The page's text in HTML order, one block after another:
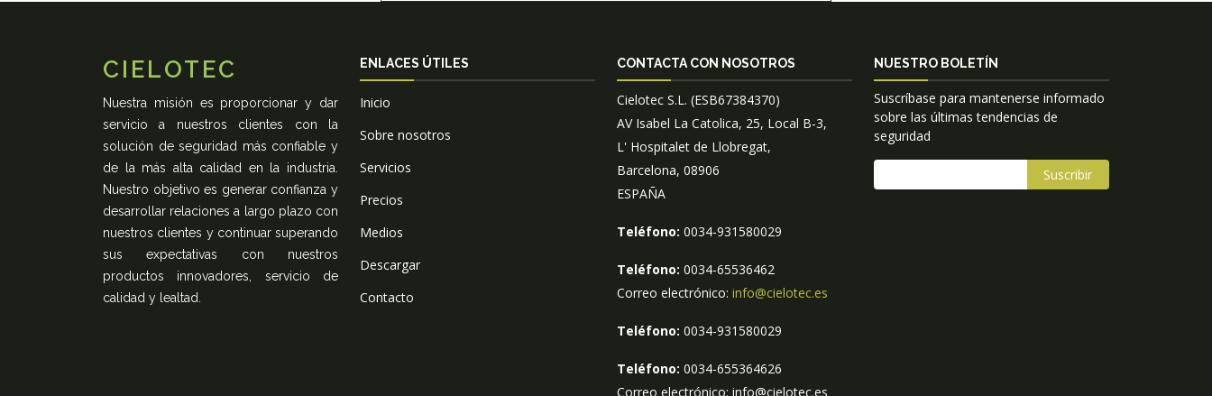
CIELOTEC
Nuestra misión es proporcionar y dar
servicio a nuestros clientes con la
solución de seguridad más confiable y
de la más alta calidad en la industria.
Nuestro objetivo es generar confianza y
desarrollar relaciones a largo plazo con
nuestros clientes y continuar superando
sus expectativas con nuestros
productos innovadores, servicio de
calidad y lealtad.
ENLACES ÚTILES
Inicio
Sobre nosotros
Servicios
Precios
Medios
Descargar
Contacto
CONTACTA CON NOSOTROS
Cielotec S.L. (ESB67384370)
AV Isabel La Catolica, 25, Local B-3,
L' Hospitalet de Llobregat,
Barcelona, 08906
ESPAÑA
Teléfono: 0034-931580029
Teléfono: 0034-65536462
Correo electrónico: info@cielotec.es
Teléfono: 0034-931580029
Teléfono: 0034-655364626
Correo electrónico: info@cielotec.es
NUESTRO BOLETÍN
Suscríbase para mantenerse informado
sobre las últimas tendencias de
seguridad